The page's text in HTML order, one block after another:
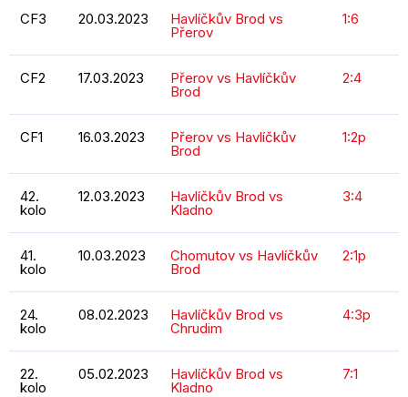
CF3 20.03.2023 Havlíčkův Brod vs
Přerov
1:6
CF2 17.03.2023 Přerov vs Havlíčkův
Brod
2:4
CF1 16.03.2023 Přerov vs Havlíčkův
Brod
1:2p
42.
kolo
12.03.2023 Havlíčkův Brod vs
Kladno
3:4
41.
kolo
10.03.2023 Chomutov vs Havlíčkův
Brod
2:1p
24.
kolo
08.02.2023 Havlíčkův Brod vs
Chrudim
4:3p
22.
kolo
05.02.2023 Havlíčkův Brod vs
Kladno
7:1